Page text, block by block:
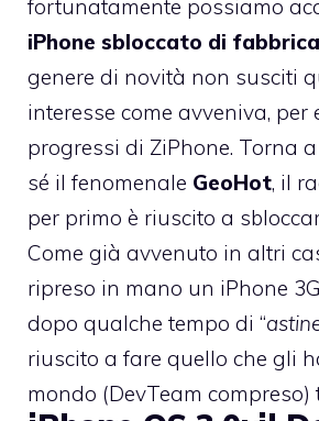
fortunatamente possiamo
iPhone sbloccato di fabbrica
genere di novità non susciti
interesse come avveniva, per
progressi di ZiPhone. Torna
sé il fenomenale GeoHot, il
per primo è riuscito a
Come già avvenuto in altri
ripreso in mano un iPhone
dopo qualche tempo di “
riuscito a fare quello che gli
mondo (DevTeam